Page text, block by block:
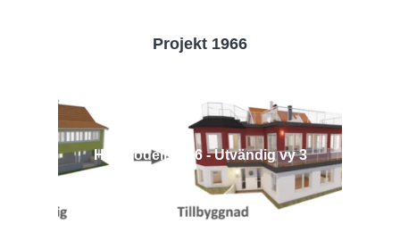
Projekt 1966
Husmodell 1966 - Utvändig vy 3